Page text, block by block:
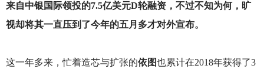
来自中银国际领投的7.5亿美元D轮融资，不过不知为何，旷
视却将其一直压到了今年的五月多才对外宣布。
这一年多来，忙着造芯与扩张的依图也累计在2018年获得了3